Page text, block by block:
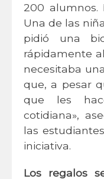
200 alumnos.
Una de las
pidió una
rápidamente
necesitaba
que, a pesar
que les
cotidiana»,
las
iniciativa.
Los regalos